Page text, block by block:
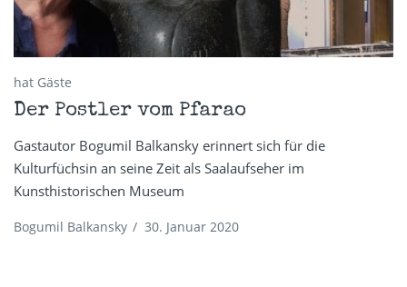
hat Gäste
Der Postler vom Pfarao
Gastautor Bogumil Balkansky erinnert sich für die
Kulturfüchsin an seine Zeit als Saalaufseher im
Kunsthistorischen Museum
Bogumil Balkansky / 30. Januar 2020